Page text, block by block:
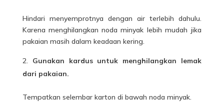
Hindari menyemprotnya dengan air terlebih dahulu.
Karena menghilangkan noda minyak lebih mudah jika
pakaian masih dalam keadaan kering.
Gunakan kardus untuk menghilangkan lemak
dari pakaian.
Tempatkan selembar karton di bawah noda minyak.